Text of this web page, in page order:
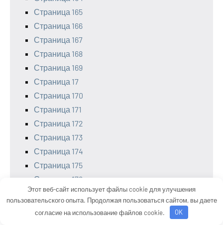
Страница 165
Страница 166
Страница 167
Страница 168
Страница 169
Страница 17
Страница 170
Страница 171
Страница 172
Страница 173
Страница 174
Страница 175
Страница 176
Страница 177
Этот веб-сайт использует файлы cookie для улучшения
пользовательского опыта. Продолжая пользоваться сайтом, вы даете
согласие на использование файлов cookie.
OK